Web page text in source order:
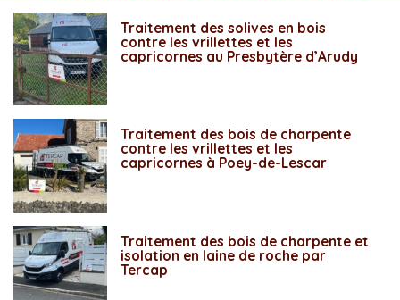
Traitement des solives en bois
contre les vrillettes et les
capricornes au Presbytère d’Arudy
Traitement des bois de charpente
contre les vrillettes et les
capricornes à Poey-de-Lescar
Traitement des bois de charpente et
isolation en laine de roche par
Tercap